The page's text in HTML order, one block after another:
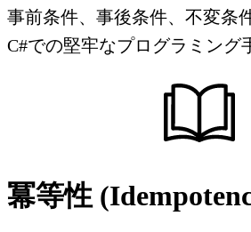
事前条件、事後条件、不変条
C#での堅牢なプログラミング
冪等性